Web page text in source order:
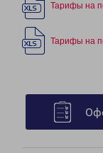
Тарифы на
Тарифы на